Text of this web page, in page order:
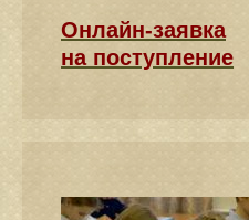
Онлайн-заявка
на поступление